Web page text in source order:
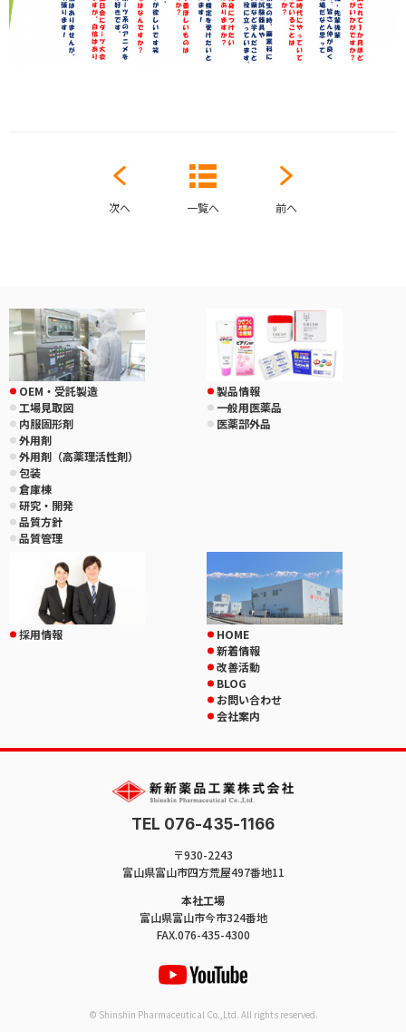
一覧へ
次へ 前へ
OEM・受託製造
工場見取図
内服固形剤
外用剤
外用剤（高薬理活性剤）
包装
倉庫棟
研究・開発
品質方針
品質管理
製品情報
一般用医薬品
医薬部外品
採用情報
HOME
新着情報
改善活動
BLOG
お問い合わせ
会社案内
TEL 076-435-1166
〒930-2243
富山県富山市四方荒屋497番地11
本社工場
富山県富山市今市324番地
FAX.076-435-4300
© Shinshin Pharmaceutical Co.,Ltd. All rights reserved.